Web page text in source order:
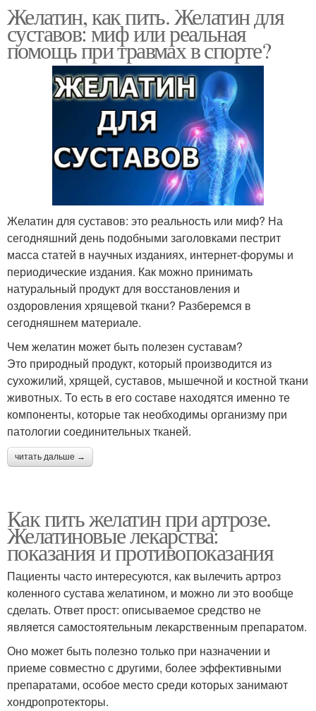
Желатин, как пить. Желатин для
суставов: миф или реальная
помощь при травмах в спорте?
Желатин для суставов: это реальность или миф? На
сегодняшний день подобными заголовками пестрит
масса статей в научных изданиях, интернет-форумы и
периодические издания. Как можно принимать
натуральный продукт для восстановления и
оздоровления хрящевой ткани? Разберемся в
сегодняшнем материале.
Чем желатин может быть полезен суставам?
Это природный продукт, который производится из
сухожилий, хрящей, суставов, мышечной и костной ткани
животных. То есть в его составе находятся именно те
компоненты, которые так необходимы организму при
патологии соединительных тканей.
читать дальше →
Как пить желатин при артрозе.
Желатиновые лекарства:
показания и противопоказания
Пациенты часто интересуются, как вылечить артроз
коленного сустава желатином, и можно ли это вообще
сделать. Ответ прост: описываемое средство не
является самостоятельным лекарственным препаратом.
Оно может быть полезно только при назначении и
приеме совместно с другими, более эффективными
препаратами, особое место среди которых занимают
хондропротекторы.